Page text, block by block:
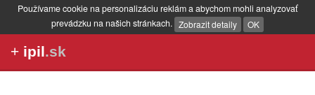
Používame cookie na personalizáciu reklám a abychom mohli analyzovať
prevádzku na našich stránkach. Zobrazit detaily OK
+ ipil.sk